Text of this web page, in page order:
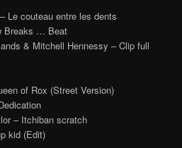
Le couteau entre les dents
Breaks … Beat
& Mitchell Hennessy – Clip full
of Rox (Street Version)
– Itchiban scratch
kid (Edit)